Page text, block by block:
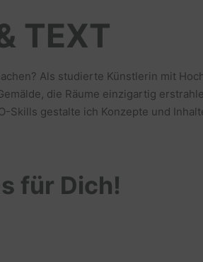
TEXT
Als studierte Künstlerin mit
die Räume einzigartig
gestalte ich Konzepte und
für Dich!